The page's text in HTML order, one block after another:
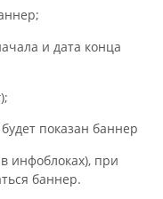
и дата конца
показан баннер
инфоблоках), при
баннер.